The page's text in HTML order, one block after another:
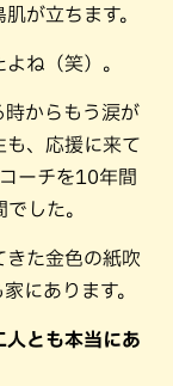
が立ちます。
ね（笑）。
からもう涙が
も、応援に来て
ーチを10年間
した。
た金色の紙吹
にあります。
とも本当にあ